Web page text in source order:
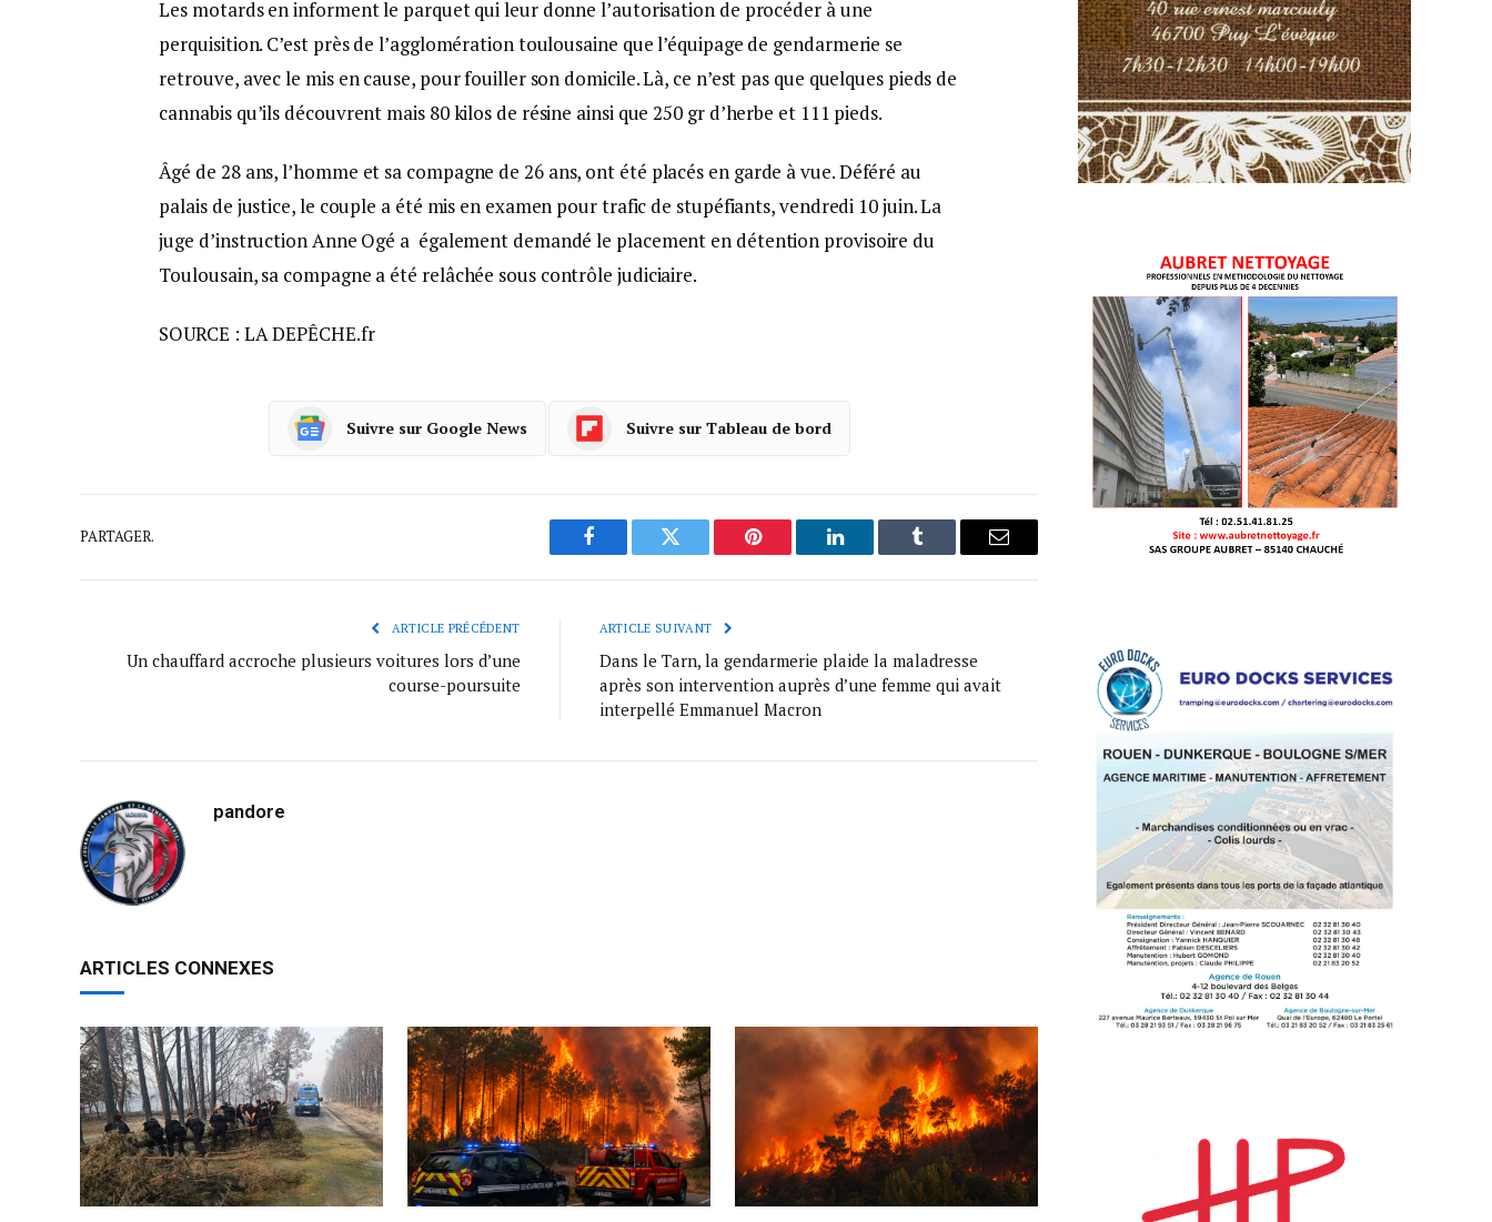
Les motards en informent le parquet qui leur donne l’autorisation de procéder à une
perquisition. C’est près de l’agglomération toulousaine que l’équipage de gendarmerie se
retrouve, avec le mis en cause, pour fouiller son domicile. Là, ce n’est pas que quelques pieds de
cannabis qu’ils découvrent mais 80 kilos de résine ainsi que 250 gr d’herbe et 111 pieds.
Âgé de 28 ans, l’homme et sa compagne de 26 ans, ont été placés en garde à vue. Déféré au
palais de justice, le couple a été mis en examen pour trafic de stupéfiants, vendredi 10 juin. La
juge d’instruction Anne Ogé a également demandé le placement en détention provisoire du
Toulousain, sa compagne a été relâchée sous contrôle judiciaire.
SOURCE : LA DEPÊCHE.fr
Suivre sur Google News Suivre sur Tableau de bord
PARTAGER.
Facebook Twitter Pinterest LinkedIn Tumblr Courriel
ARTICLE PRÉCÉDENT
Un chauffard accroche plusieurs voitures lors d’une
course-poursuite
ARTICLE SUIVANT
Dans le Tarn, la gendarmerie plaide la maladresse
après son intervention auprès d’une femme qui avait
interpellé Emmanuel Macron
pandore
ARTICLES CONNEXES